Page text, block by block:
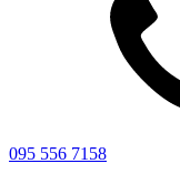
095 556 7158